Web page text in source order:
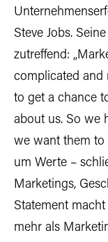
Steve Jobs.
zutreffend:
complicated and
to get a chance
about us. So we
we want them to
um Werte –
Marketings,
Statement
mehr als